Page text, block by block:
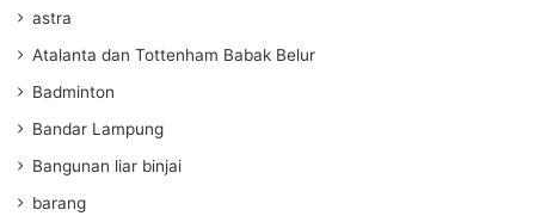
astra
Atalanta dan Tottenham Babak Belur
Badminton
Bandar Lampung
Bangunan liar binjai
barang